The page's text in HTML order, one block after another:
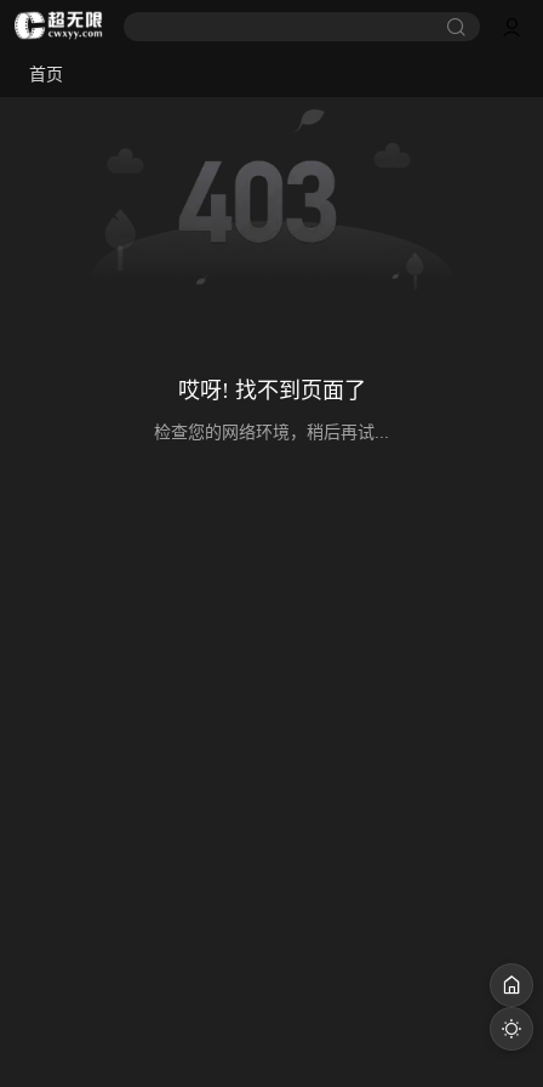
首页
哎呀! 找不到页面了
检查您的网络环境，稍后再试...